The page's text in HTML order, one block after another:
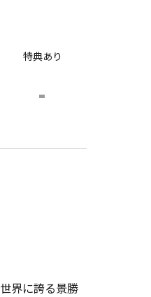
特典あり
-
界に誇る景勝